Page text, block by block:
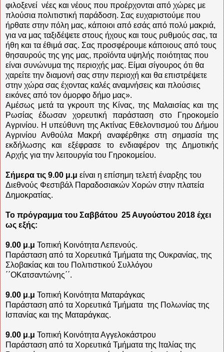
φιλοξενεί νέες και νέους που προέρχονται από χώρες με
πλούσια πολιτιστική παράδοση. Σας ευχαριστούμε που
ήρθατε στην πόλη μας, κάποιοι από εσάς από πολύ μακριά,
για να μας ταξιδέψετε στους ήχους και τους ρυθμούς σας, τα
ήθη και τα έθιμά σας. Σας προσφέρουμε κάποιους από τους
θησαυρούς της γης μας, προϊόντα υψηλής ποιότητας που
είναι συνώνυμα της περιοχής μας. Είμαι σίγουρος ότι θα
χαρείτε την διαμονή σας στην περιοχή και θα επιστρέψετε
στην χώρα σας έχοντας καλές αναμνήσεις και πλούσιες
εικόνες από τον όμορφο δήμο μας».
Αμέσως μετά τα γκρουπ της Κίνας, της Μαλαισίας και της
Ρωσίας έδωσαν χορευτική παράσταση στο Γηροκομείο
Αγρινίου. Η υπεύθυνη της Ακτίνας Εθελοντισμού του Δήμου
Αγρινίου Ανθούλα Μακρή αναφέρθηκε στη σημασία της
εκδήλωσης και εξέφρασε το ενδιαφέρον της Δημοτικής
Αρχής για την λειτουργία του Γηροκομείου.
Σήμερα τις 9.00 μ.μ είναι η επίσημη τελετή έναρξης του
Διεθνούς Φεστιβάλ Παραδοσιακών Χορών στην πλατεία
Δημοκρατίας.
Το πρόγραμμα του Σαββάτου 25 Αυγούστου 2018 έχει
ως εξής:
9.00 μ.μ Τοπική Κοινότητα Λεπενούς.
Παράσταση από τα Χορευτικά Τμήματα της Ουκρανίας, της
Σλοβακίας και του Πολιτιστικού Συλλόγου
΄΄ΟΚατσαντώνης΄΄.
9.00 μ.μ Τοπική Κοινότητα Ματαράγκας
Παράσταση από τα Χορευτικά Τμήματα της Πολωνίας της
Ισπανίας και της Ματαράγκας.
9.00 μ.μ Τοπική Κοινότητα Αγγελοκάστρου
Παράσταση από τα Χορευτικά Τμήματα της Ιταλίας της